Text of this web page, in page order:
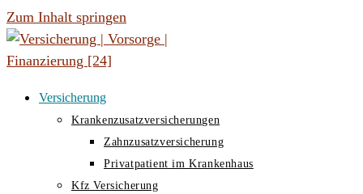
Zum Inhalt springen
Versicherung
Krankenzusatzversicherungen
Zahnzusatzversicherung
Privatpatient im Krankenhaus
Kfz Versicherung